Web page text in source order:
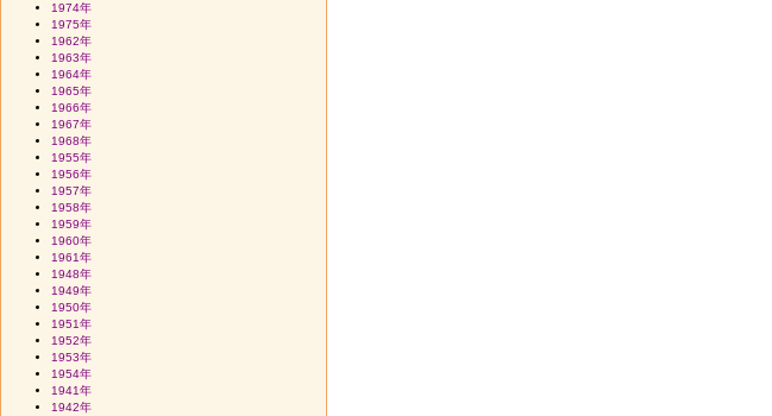
1974年
1975年
1962年
1963年
1964年
1965年
1966年
1967年
1968年
1955年
1956年
1957年
1958年
1959年
1960年
1961年
1948年
1949年
1950年
1951年
1952年
1953年
1954年
1941年
1942年